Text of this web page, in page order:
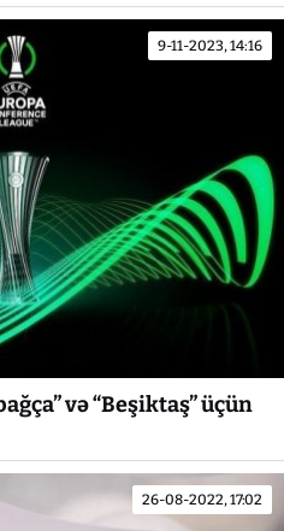
9-11-2023, 14:16
və “Beşiktaş” üçün
26-08-2022, 17:02